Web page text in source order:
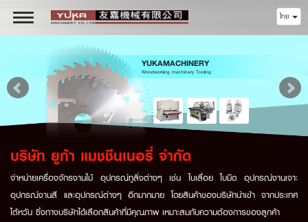
Toggle
navigation
ไทย
YUKAMACHINERY
Woodworking machinery Tooling
บริษัท ยูก้า แมชชีนเนอรี่ จำกัด
จำหน่ายเครื่องจักรงานไม้ อุปกรณ์ทูลิ่งต่างๆ เช่น ใบเลื่อย ใบมีด อุปกรณ์งานเจาะ
อุปกรณ์งานสี และอุปกรณ์ต่างๆ อีกมากมาย โดยสินค้าของบริษัทนำเข้า จากประเทศ
ไต้หวัน ซึ่งทางบริษัทได้เลือกสินค้าที่มีคุณภาพ เหมาะสมกับความต้องการของลูกค้า